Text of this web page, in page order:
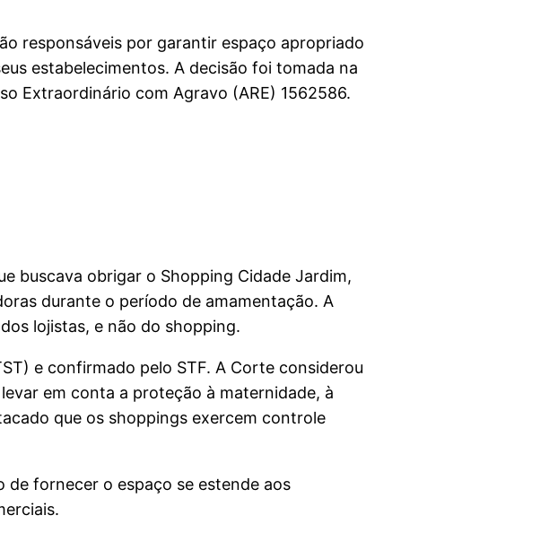
responsáveis por garantir espaço apropriado
estabelecimentos. A decisão foi tomada na
Extraordinário com Agravo (ARE) 1562586.
buscava obrigar o Shopping Cidade Jardim,
durante o período de amamentação. A
lojistas, e não do shopping.
e confirmado pelo STF. A Corte considerou
em conta a proteção à maternidade, à
que os shoppings exercem controle
de fornecer o espaço se estende aos